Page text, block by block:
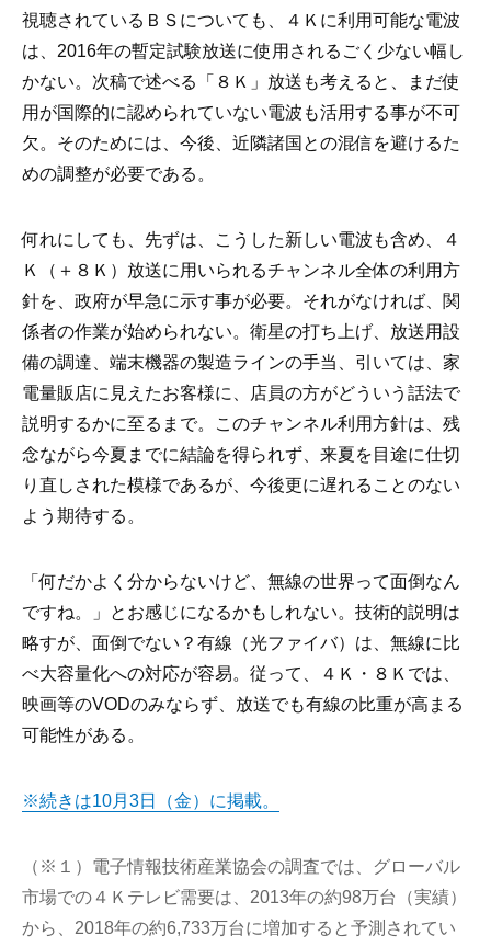
視聴されているＢＳについても、４Ｋに利用可能な電波
は、2016年の暫定試験放送に使用されるごく少ない幅し
かない。次稿で述べる「８Ｋ」放送も考えると、まだ使
用が国際的に認められていない電波も活用する事が不可
欠。そのためには、今後、近隣諸国との混信を避けるた
めの調整が必要である。
何れにしても、先ずは、こうした新しい電波も含め、４
Ｋ（＋８Ｋ）放送に用いられるチャンネル全体の利用方
針を、政府が早急に示す事が必要。それがなければ、関
係者の作業が始められない。衛星の打ち上げ、放送用設
備の調達、端末機器の製造ラインの手当、引いては、家
電量販店に見えたお客様に、店員の方がどういう話法で
説明するかに至るまで。このチャンネル利用方針は、残
念ながら今夏までに結論を得られず、来夏を目途に仕切
り直しされた模様であるが、今後更に遅れることのない
よう期待する。
「何だかよく分からないけど、無線の世界って面倒なん
ですね。」とお感じになるかもしれない。技術的説明は
略すが、面倒でない？有線（光ファイバ）は、無線に比
べ大容量化への対応が容易。従って、４Ｋ・８Ｋでは、
映画等のVODのみならず、放送でも有線の比重が高まる
可能性がある。
※続きは10月3日（金）に掲載。
（※１）電子情報技術産業協会の調査では、グローバル
市場での４Ｋテレビ需要は、2013年の約98万台（実績）
から、2018年の約6,733万台に増加すると予測されてい